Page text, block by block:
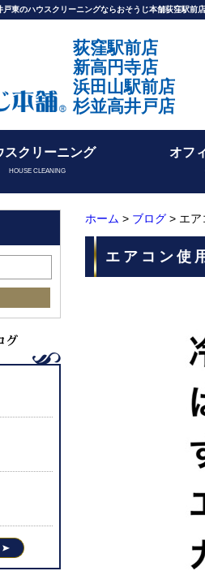
東のハウスクリーニングならおそうじ本舗荻窪駅前
荻窪駅前店
新高円寺店
浜田山駅前店
杉並高井戸店
スクリーニング
HOUSE CLEANING
オフ
ホーム > ブログ > エア
エアコン使